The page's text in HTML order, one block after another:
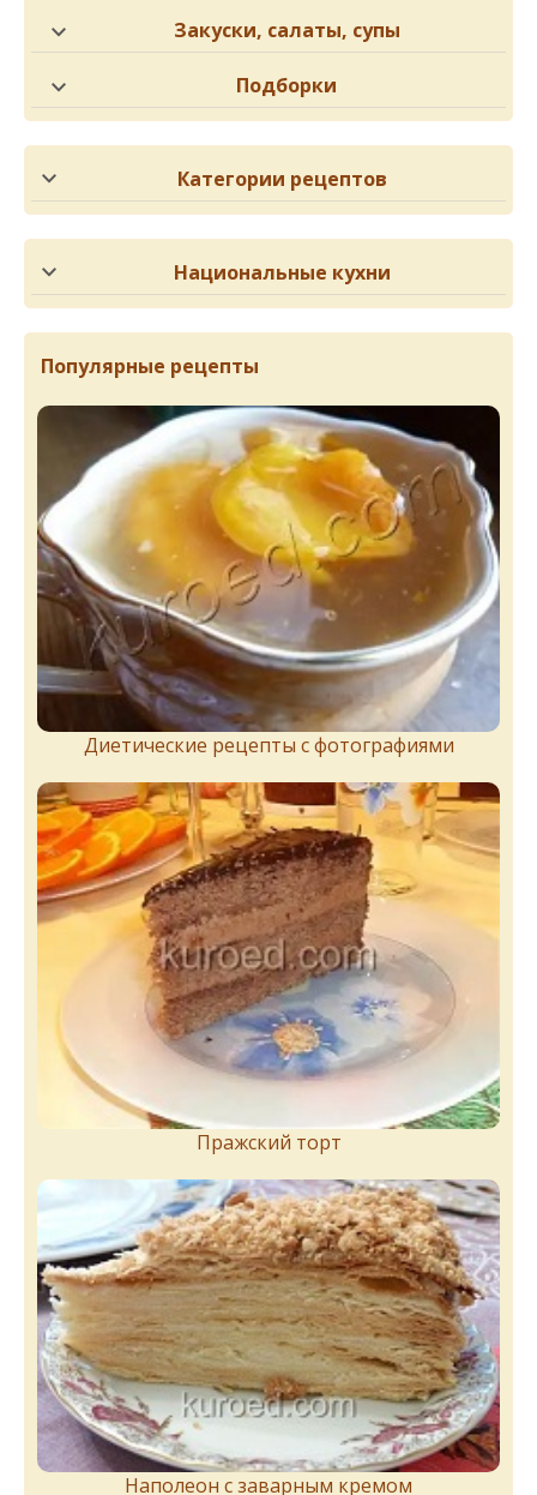
Закуски, салаты, супы
Подборки
Категории рецептов
Национальные кухни
Популярные рецепты
Диетические рецепты с фотографиями
Пражский торт
Наполеон с заварным кремом